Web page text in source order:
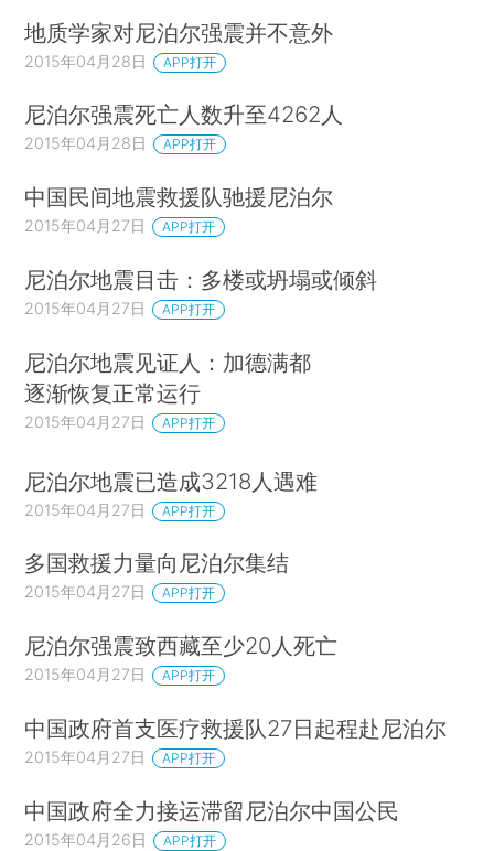
地质学家对尼泊尔强震并不意外
2015年04月28日 APP打开
尼泊尔强震死亡人数升至4262人
2015年04月28日 APP打开
中国民间地震救援队驰援尼泊尔
2015年04月27日 APP打开
尼泊尔地震目击：多楼或坍塌或倾斜
2015年04月27日 APP打开
尼泊尔地震见证人：加德满都
逐渐恢复正常运行
2015年04月27日 APP打开
尼泊尔地震已造成3218人遇难
2015年04月27日 APP打开
多国救援力量向尼泊尔集结
2015年04月27日 APP打开
尼泊尔强震致西藏至少20人死亡
2015年04月27日 APP打开
中国政府首支医疗救援队27日起程赴尼泊尔
2015年04月27日 APP打开
中国政府全力接运滞留尼泊尔中国公民
2015年04月26日 APP打开